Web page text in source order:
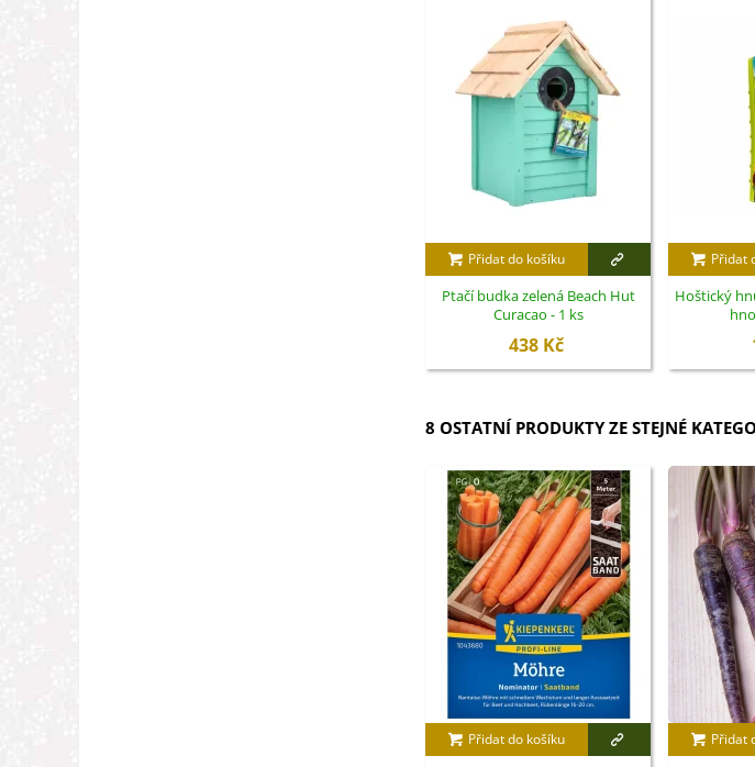
Přidat do košíku
Ptačí budka zelená Beach Hut
Curacao - 1 ks
438 Kč
Přidat
Hoštický
8 OSTATNÍ PRODUKTY ZE STEJNÉ
Přidat do košíku Přidat